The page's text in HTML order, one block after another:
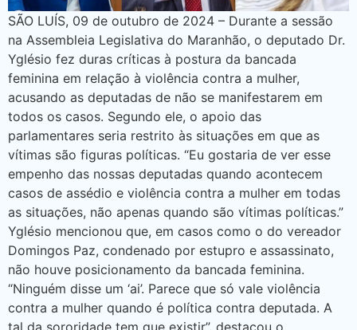
SÃO LUÍS, 09 de outubro de 2024 – Durante a sessão
na Assembleia Legislativa do Maranhão, o deputado Dr.
Yglésio fez duras críticas à postura da bancada
feminina em relação à violência contra a mulher,
acusando as deputadas de não se manifestarem em
todos os casos. Segundo ele, o apoio das
parlamentares seria restrito às situações em que as
vítimas são figuras políticas. “Eu gostaria de ver esse
empenho das nossas deputadas quando acontecem
casos de assédio e violência contra a mulher em todas
as situações, não apenas quando são vítimas políticas.”
Yglésio mencionou que, em casos como o do vereador
Domingos Paz, condenado por estupro e assassinato,
não houve posicionamento da bancada feminina.
“Ninguém disse um ‘ai’. Parece que só vale violência
contra a mulher quando é política contra deputada. A